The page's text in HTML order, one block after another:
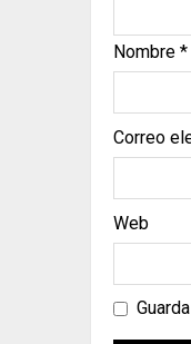
Nombre *
Correo
Web